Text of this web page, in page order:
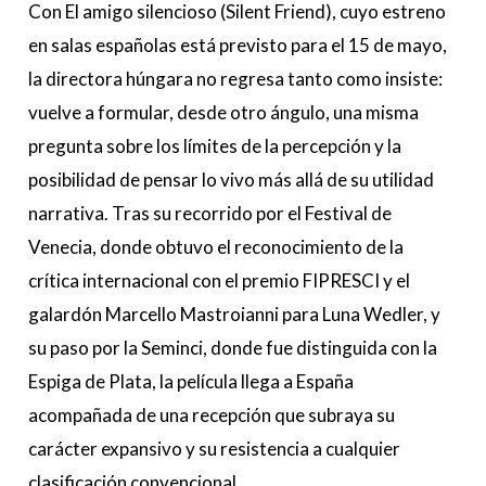
Con El amigo silencioso (Silent Friend), cuyo estreno
en salas españolas está previsto para el 15 de mayo,
la directora húngara no regresa tanto como insiste:
vuelve a formular, desde otro ángulo, una misma
pregunta sobre los límites de la percepción y la
posibilidad de pensar lo vivo más allá de su utilidad
narrativa. Tras su recorrido por el Festival de
Venecia, donde obtuvo el reconocimiento de la
crítica internacional con el premio FIPRESCI y el
galardón Marcello Mastroianni para Luna Wedler, y
su paso por la Seminci, donde fue distinguida con la
Espiga de Plata, la película llega a España
acompañada de una recepción que subraya su
carácter expansivo y su resistencia a cualquier